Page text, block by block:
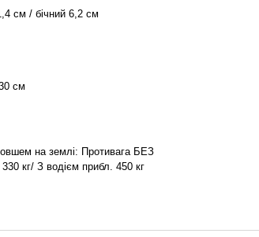
см / бічний 6,2 см
cм
на землі: Противага БЕЗ
кг/ З водієм прибл. 450 кг